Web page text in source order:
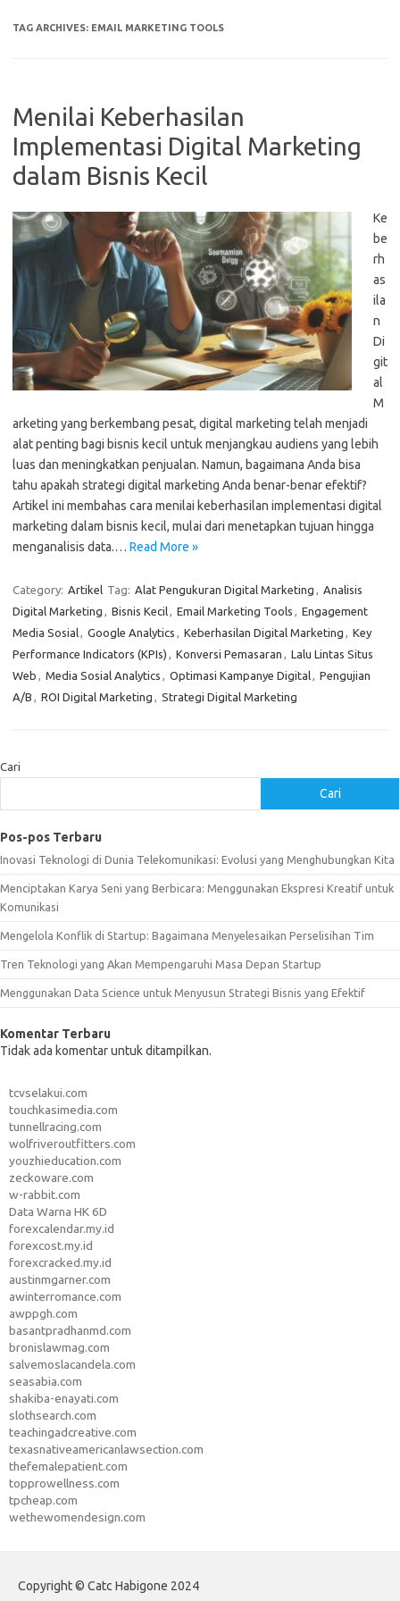
TAG ARCHIVES: EMAIL MARKETING TOOLS
Menilai Keberhasilan
Implementasi Digital Marketing
dalam Bisnis Kecil
Ke
be
rh
as
ila
n
Di
git
al
M
arketing yang berkembang pesat, digital marketing telah menjadi
alat penting bagi bisnis kecil untuk menjangkau audiens yang lebih
luas dan meningkatkan penjualan. Namun, bagaimana Anda bisa
tahu apakah strategi digital marketing Anda benar-benar efektif?
Artikel ini membahas cara menilai keberhasilan implementasi digital
marketing dalam bisnis kecil, mulai dari menetapkan tujuan hingga
menganalisis data.… Read More »
Category: Artikel Tag: Alat Pengukuran Digital Marketing , Analisis
Digital Marketing , Bisnis Kecil, Email Marketing Tools , Engagement
Media Sosial, Google Analytics , Keberhasilan Digital Marketing , Key
Performance Indicators (KPIs) , Konversi Pemasaran , Lalu Lintas Situs
Web , Media Sosial Analytics , Optimasi Kampanye Digital, Pengujian
A/B , ROI Digital Marketing , Strategi Digital Marketing
Cari
Cari
Pos-pos Terbaru
Inovasi Teknologi di Dunia Telekomunikasi: Evolusi yang Menghubungkan Kita
Menciptakan Karya Seni yang Berbicara: Menggunakan Ekspresi Kreatif untuk
Komunikasi
Mengelola Konflik di Startup: Bagaimana Menyelesaikan Perselisihan Tim
Tren Teknologi yang Akan Mempengaruhi Masa Depan Startup
Menggunakan Data Science untuk Menyusun Strategi Bisnis yang Efektif
Komentar Terbaru
Tidak ada komentar untuk ditampilkan.
tcvselakui.com
touchkasimedia.com
tunnellracing.com
wolfriveroutfitters.com
youzhieducation.com
zeckoware.com
w-rabbit.com
Data Warna HK 6D
forexcalendar.my.id
forexcost.my.id
forexcracked.my.id
austinmgarner.com
awinterromance.com
awppgh.com
basantpradhanmd.com
bronislawmag.com
salvemoslacandela.com
seasabia.com
shakiba-enayati.com
slothsearch.com
teachingadcreative.com
texasnativeamericanlawsection.com
thefemalepatient.com
topprowellness.com
tpcheap.com
wethewomendesign.com
Copyright © Catc Habigone 2024